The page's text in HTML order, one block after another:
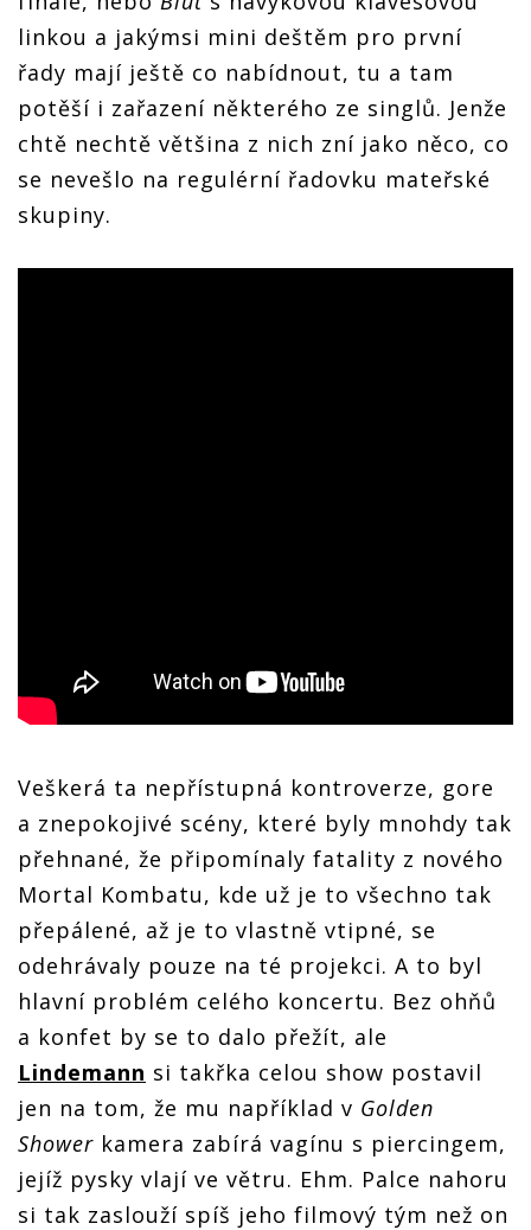
linkou a jakýmsi mini deštěm pro první
řady mají ještě co nabídnout, tu a tam
potěší i zařazení některého ze singlů. Jenže
chtě nechtě většina z nich zní jako něco, co
se nevešlo na regulérní řadovku mateřské
skupiny.
Veškerá ta nepřístupná kontroverze, gore
a znepokojivé scény, které byly mnohdy tak
přehnané, že připomínaly fatality z nového
Mortal Kombatu, kde už je to všechno tak
přepálené, až je to vlastně vtipné, se
odehrávaly pouze na té projekci. A to byl
hlavní problém celého koncertu. Bez ohňů
a konfet by se to dalo přežít, ale
Lindemann si takřka celou show postavil
jen na tom, že mu například v Golden
Shower kamera zabírá vagínu s piercingem,
jejíž pysky vlají ve větru. Ehm. Palce nahoru
si tak zaslouží spíš jeho filmový tým než on